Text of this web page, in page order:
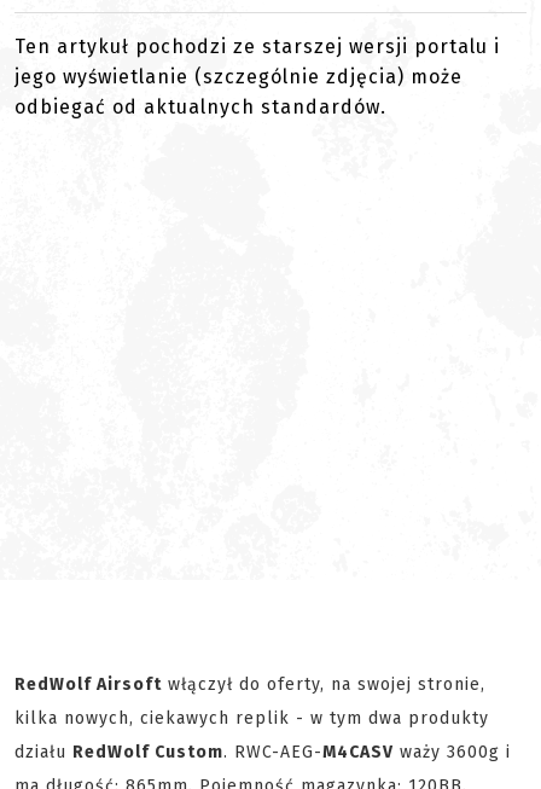
Ten artykuł pochodzi ze starszej wersji portalu i
jego wyświetlanie (szczególnie zdjęcia) może
odbiegać od aktualnych standardów.
RedWolf Airsoft włączył do oferty, na swojej stronie,
kilka nowych, ciekawych replik - w tym dwa produkty
działu RedWolf Custom. RWC-AEG-M4CASV waży 3600g i